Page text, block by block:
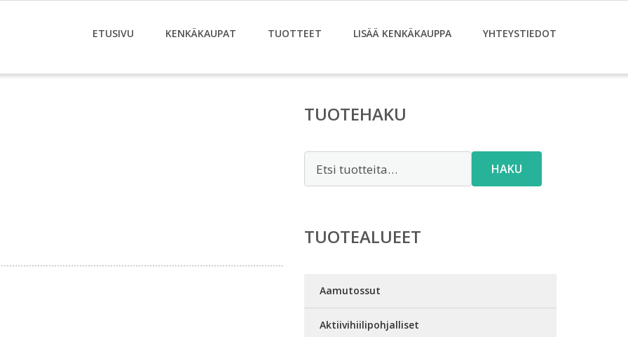
ETUSIVU KENKÄKAUPAT TUOTTEET LISÄÄ KENKÄKAUPPA YHTEYSTIEDOT
TUOTEHAKU
HAKU
TUOTEALUEET
Aamutossut
Aktiivihiilipohjalliset